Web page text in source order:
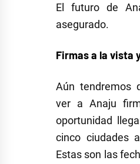
El futuro de
asegurado.
Firmas a la vista
Aún tendremos
ver a Anaju
oportunidad
cinco ciudades
Estas son las